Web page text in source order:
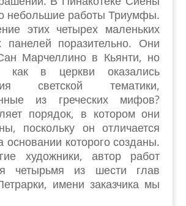
небольшие работы Триумфы.
этих четырех маленьких
панелей поразительно. Они
Марчеллино в Кьянти, но
как в церкви оказались
светской тематики,
из греческих мифов?
порядок, в котором они
поскольку он отличается
основании которого созданы.
художники, автор работ
четырьмя из шести глав
имени заказчика мы